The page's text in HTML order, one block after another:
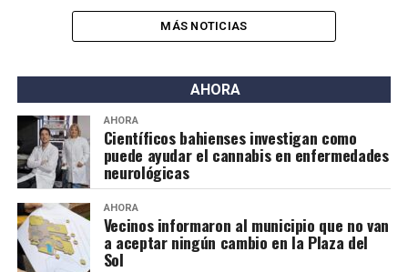
MÁS NOTICIAS
AHORA
AHORA
Científicos bahienses investigan como
puede ayudar el cannabis en enfermedades
neurológicas
AHORA
Vecinos informaron al municipio que no van
a aceptar ningún cambio en la Plaza del
Sol